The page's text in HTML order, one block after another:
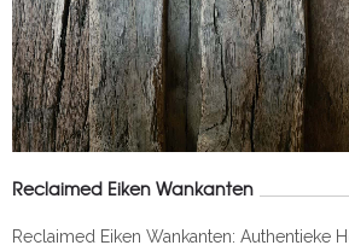
Reclaimed Eiken Wankanten
Reclaimed Eiken Wankanten: Authentieke